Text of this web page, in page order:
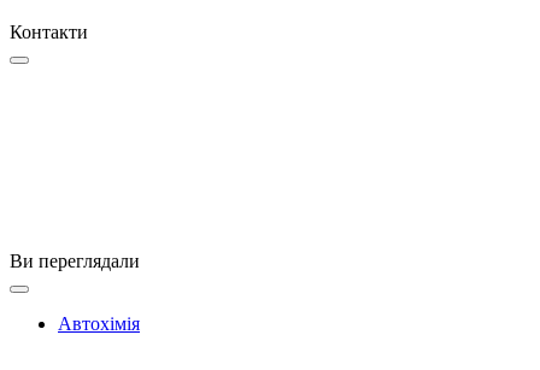
Контакти
Ви переглядали
Автохімія